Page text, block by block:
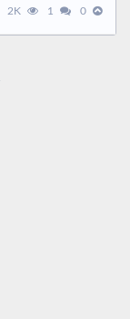
2K 1 0